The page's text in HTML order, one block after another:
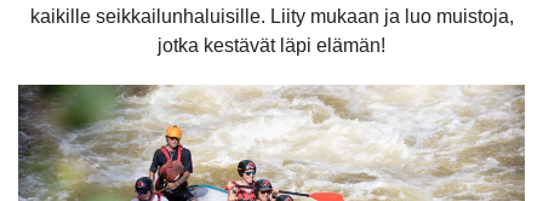
kaikille seikkailunhaluisille. Liity mukaan ja luo muistoja,
jotka kestävät läpi elämän!